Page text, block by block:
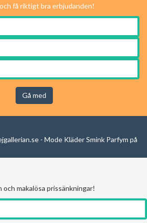
få riktigt bra erbjudanden!
Gå med
- Mode Kläder Smink Parfym på
makalösa prissänkningar!